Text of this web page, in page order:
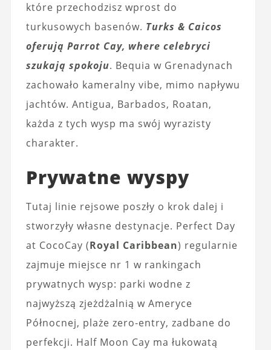
które przechodzisz wprost do
turkusowych basenów. Turks & Caicos
oferują Parrot Cay, where celebryci
szukają spokoju. Bequia w Grenadynach
zachowało kameralny vibe, mimo napływu
jachtów. Antigua, Barbados, Roatan,
każda z tych wysp ma swój wyrazisty
charakter.
Prywatne wyspy
Tutaj linie rejsowe poszły o krok dalej i
stworzyły własne destynacje. Perfect Day
at CocoCay (Royal Caribbean) regularnie
zajmuje miejsce nr 1 w rankingach
prywatnych wysp: parki wodne z
najwyższą zjeżdżalnią w Ameryce
Północnej, plaże zero‑entry, zadbane do
perfekcji. Half Moon Cay ma łukowatą